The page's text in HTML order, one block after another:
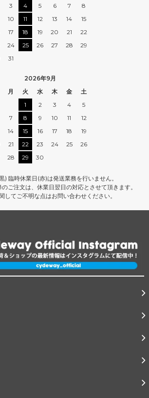
3 4 5 6 7
8
10 11 12 13 14
15
17 18 19 20 21
22
24 25 26 27 28
29
31
2026年9月
月 火 水 木 金
土
1
2 3 4
5
7 8 9 10 11
12
14 15 16 17 18
19
21 22 23 24 25
26
28 29 30
) 臨時休業日(赤)は発送業務を行いません。
ご注文は、休業日翌日の対応とさせて頂きます。
してご不明な点はお問い合わせください。